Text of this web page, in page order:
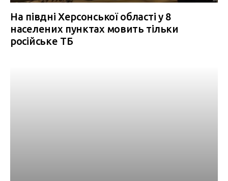
На півдні Херсонської області у 8
населених пунктах мовить тільки
російське ТБ